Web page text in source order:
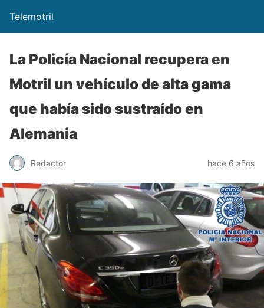
Telemotril
La Policía Nacional recupera en
Motril un vehículo de alta gama
que había sido sustraído en
Alemania
Redactor hace 6 años